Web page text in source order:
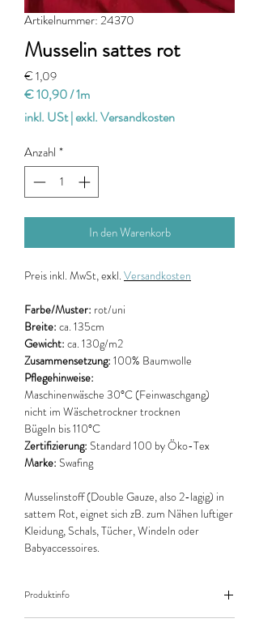
Artikelnummer: 24370
Musselin sattes rot
€ 1,09Preis
€ 10,90/1m
€ 10,90
pro
1
Meter
inkl. USt|exkl. Versandkosten
Anzahl *
In den Warenkorb
Preis inkl. MwSt, exkl. Versandkosten
Farbe/Muster: rot/uni
Breite: ca. 135cm
Gewicht: ca. 130g/m2
Zusammensetzung: 100% Baumwolle
Pflegehinweise:
Maschinenwäsche 30°C (Feinwaschgang)
nicht im Wäschetrockner trocknen
Bügeln bis 110°C
Zertifizierung: Standard 100 by Öko-Tex
Marke: Swafing
Musselinstoff (Double Gauze, also 2-lagig) in
sattem Rot, eignet sich zB. zum Nähen luftiger
Kleidung, Schals, Tücher, Windeln oder
Babyaccessoires.
Produktinfo